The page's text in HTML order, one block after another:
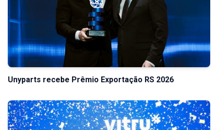
Unyparts recebe Prêmio Exportação RS 2026